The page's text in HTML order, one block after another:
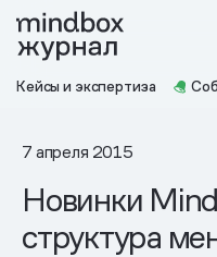
Кейсы и экспертиза
7 апреля 2015
Новинки
структура